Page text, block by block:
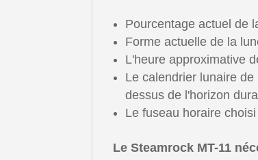
Pourcentage actuel de
Forme actuelle de la
L'heure approximative
Le calendrier lunaire
dessus de l'horizon
Le fuseau horaire
Le Steamrock MT-11